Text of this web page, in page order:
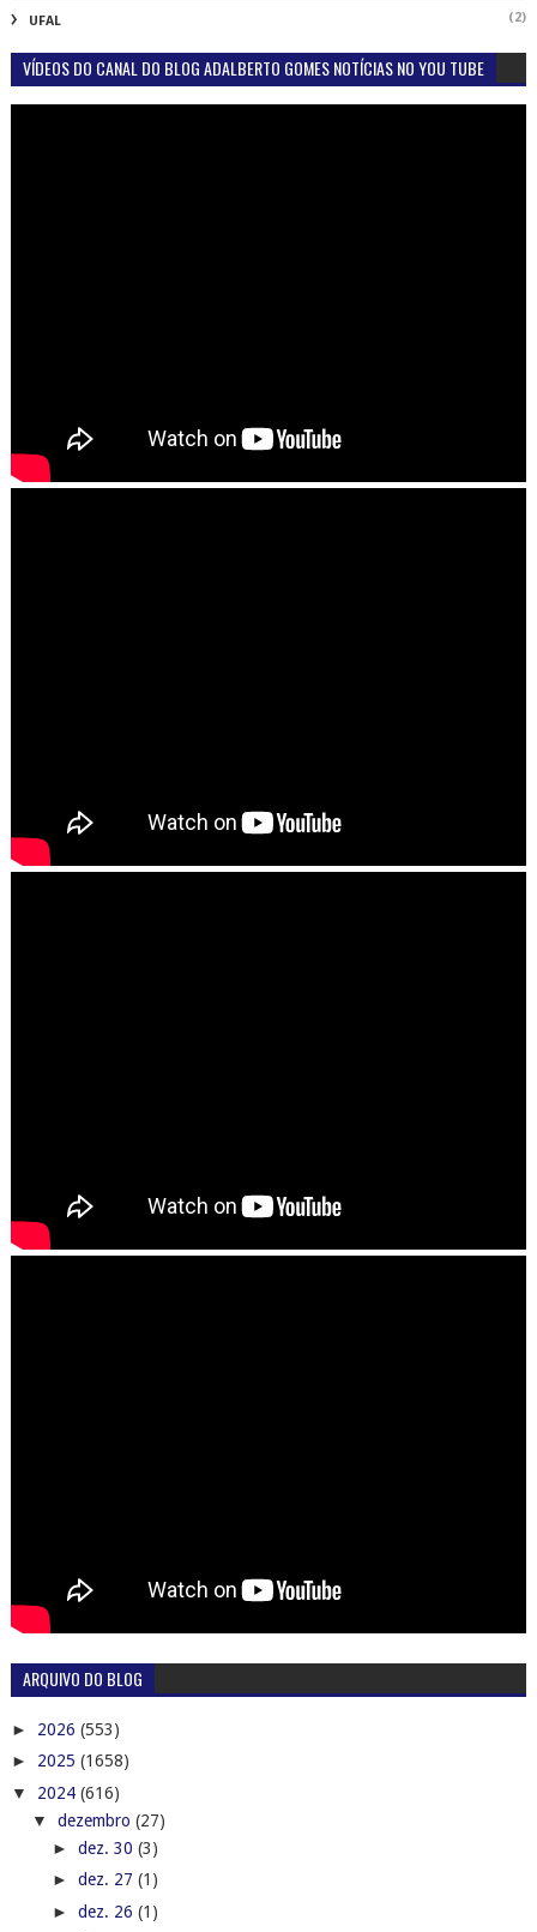
UFAL (2)
VÍDEOS DO CANAL DO BLOG ADALBERTO GOMES NOTÍCIAS NO YOU TUBE
ARQUIVO DO BLOG
► 2026 (553)
► 2025 (1658)
▼ 2024 (616)
▼ dezembro (27)
► dez. 30 (3)
► dez. 27 (1)
► dez. 26 (1)